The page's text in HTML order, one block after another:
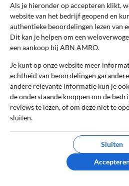
Als student ben ik erg
studentenrekening en
AMRO app voor mobiel
Review handmatig
Bekijk ons beleid
Reageer
Schrijf een review
Het e-mailadres en
gepubliceerd. Vereiste
Als je hieronder op accepteren klikt,
website van het bedrijf geopend en
authentieke beoordelingen lezen van
Dit kan je helpen om een
een aankoop bij ABN AMRO.
Je kunt op onze website meer
echtheid van beoordelingen
andere relevante informatie kun je
de onderstaande knoppen om de
reviews te lezen, of om deze niet te
sluiten.
Sluiten